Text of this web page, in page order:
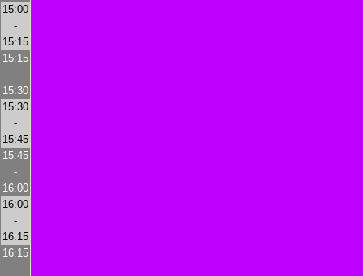
15:00
-
15:15
15:15
-
15:30
15:30
-
15:45
15:45
-
16:00
16:00
-
16:15
16:15
-